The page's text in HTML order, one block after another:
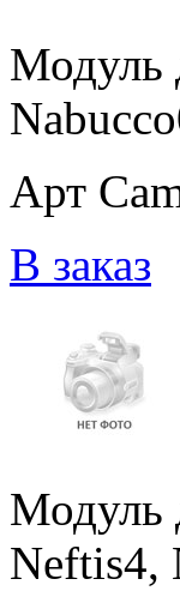
Модуль
Арт
В заказ
Модуль
Neftis4,